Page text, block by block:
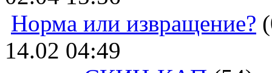
Норма или извращение?
14.02 04:49